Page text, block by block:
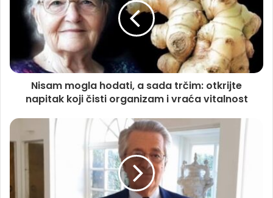
Nisam mogla hodati, a sada trčim: otkrijte
napitak koji čisti organizam i vraća vitalnost